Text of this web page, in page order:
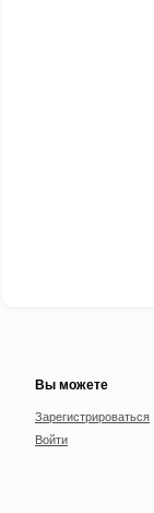
Вы можете
Зарегистрироваться
Войти